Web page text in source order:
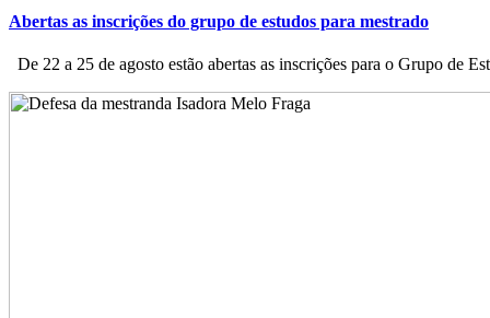
Abertas as inscrições do grupo de estudos para mestrado
De 22 a 25 de agosto estão abertas as inscrições para o Grupo de